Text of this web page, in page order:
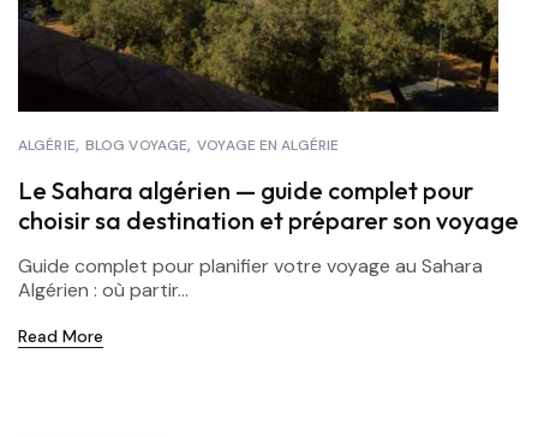
ALGÉRIE BLOG VOYAGE VOYAGE EN ALGÉRIE
Le Sahara algérien — guide complet pour
choisir sa destination et préparer son voyage
Guide complet pour planifier votre voyage au Sahara
Algérien : où partir...
Read More